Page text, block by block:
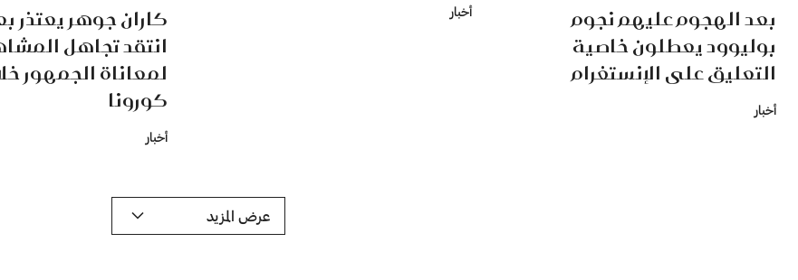
بعد الهجوم عليهم نجوم
بوليوود يعطلون خاصية
التعليق على الإنستغرام
أخبار
أخبار
كاران جوهر يعتذر
انتقد تجاهل
لمعاناة الجمهور
كورونا
أخبار
عرض المزيد